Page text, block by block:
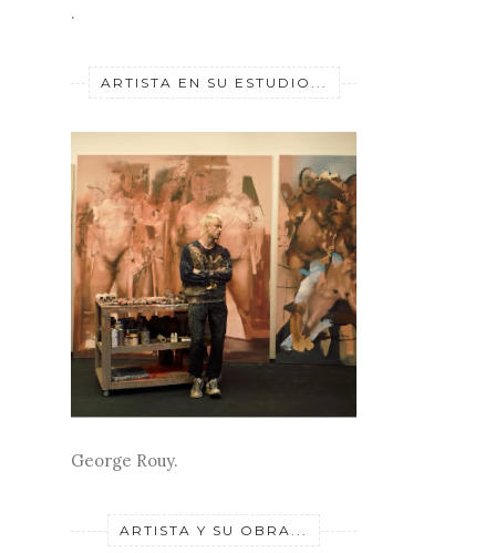
.
ARTISTA EN SU ESTUDIO...
George Rouy.
ARTISTA Y SU OBRA...